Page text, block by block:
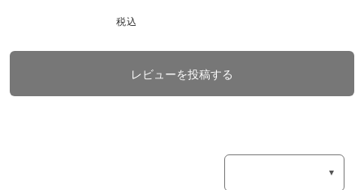
税込
レビューを投稿する